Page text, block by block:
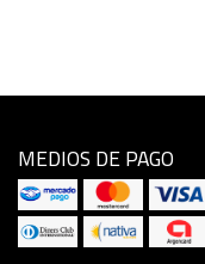
MEDIOS DE PAGO